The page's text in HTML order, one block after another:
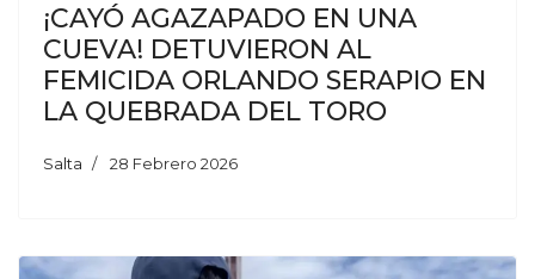
¡CAYÓ AGAZAPADO EN UNA
CUEVA! DETUVIERON AL
FEMICIDA ORLANDO SERAPIO EN
LA QUEBRADA DEL TORO
Salta 28 Febrero 2026